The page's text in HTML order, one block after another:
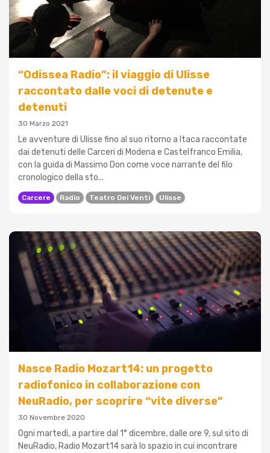
“Odissea Radio”: il viaggio di Ulisse
raccontato dalle voci di detenute e
detenuti
30 Marzo 2021
Le avventure di Ulisse fino al suo ritorno a Itaca raccontate
dai detenuti delle Carceri di Modena e Castelfranco Emilia,
con la guida di Massimo Don come voce narrante del filo
cronologico della sto...
Carcere Radio Teatro Dei Venti Ulisse
Nasce Radio Mozart14: un progetto
radiofonico in collaborazione con
NeuRadio, per scoprire “vite diverse”
30 Novembre 2020
Ogni martedì, a partire dal 1° dicembre, dalle ore 9, sul sito di
NeuRadio, Radio Mozart14 sarà lo spazio in cui incontrare